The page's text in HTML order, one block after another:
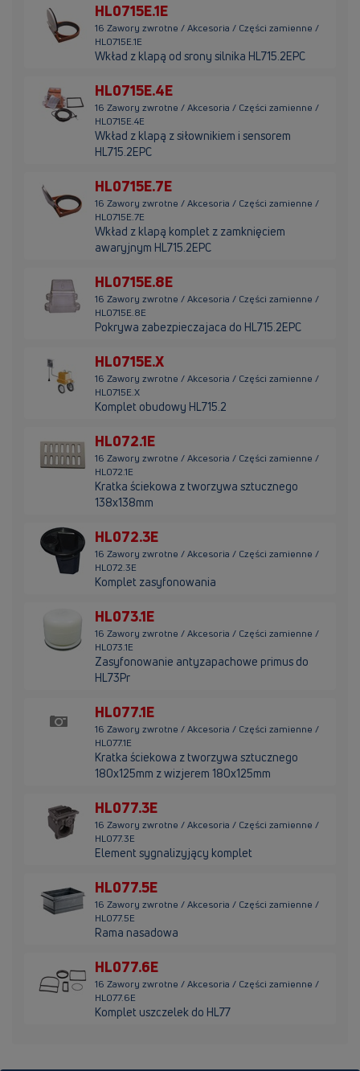
HL0715E.1E
16 Zawory zwrotne / Akcesoria / Części zamienne /
HL0715E.1E
Wkład z klapą od srony silnika HL715.2EPC
HL0715E.4E
16 Zawory zwrotne / Akcesoria / Części zamienne /
HL0715E.4E
Wkład z klapą z siłownikiem i sensorem
HL715.2EPC
HL0715E.7E
16 Zawory zwrotne / Akcesoria / Części zamienne /
HL0715E.7E
Wkład z klapą komplet z zamknięciem
awaryjnym HL715.2EPC
HL0715E.8E
16 Zawory zwrotne / Akcesoria / Części zamienne /
HL0715E.8E
Pokrywa zabezpieczajaca do HL715.2EPC
HL0715E.X
16 Zawory zwrotne / Akcesoria / Części zamienne /
HL0715E.X
Komplet obudowy HL715.2
HL072.1E
16 Zawory zwrotne / Akcesoria / Części zamienne /
HL072.1E
Kratka ściekowa z tworzywa sztucznego
138x138mm
HL072.3E
16 Zawory zwrotne / Akcesoria / Części zamienne /
HL072.3E
Komplet zasyfonowania
HL073.1E
16 Zawory zwrotne / Akcesoria / Części zamienne /
HL073.1E
Zasyfonowanie antyzapachowe primus do
HL73Pr
HL077.1E
16 Zawory zwrotne / Akcesoria / Części zamienne /
HL077.1E
Kratka ściekowa z tworzywa sztucznego
180x125mm z wizjerem 180x125mm
HL077.3E
16 Zawory zwrotne / Akcesoria / Części zamienne /
HL077.3E
Element sygnalizyjący komplet
HL077.5E
16 Zawory zwrotne / Akcesoria / Części zamienne /
HL077.5E
Rama nasadowa
HL077.6E
16 Zawory zwrotne / Akcesoria / Części zamienne /
HL077.6E
Komplet uszczelek do HL77